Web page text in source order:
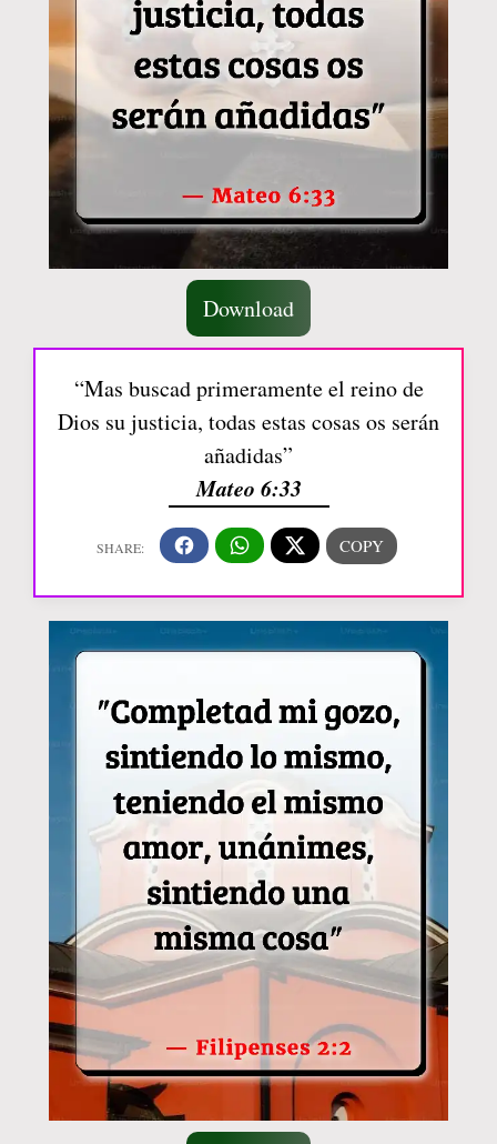
Download
“Mas buscad primeramente el reino de
Dios su justicia, todas estas cosas os serán
añadidas”
Mateo 6:33